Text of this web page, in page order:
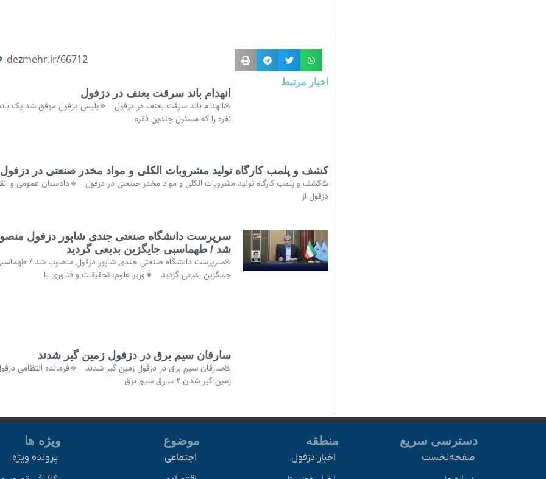
dezmehr.ir/66712
اخبار مرتبط
انهدام باند سرقت بعنف در دزفول
نفره را که مسئول چندین فقره
کشف و پلمب کارگاه تولید مشروبات الکلی و مواد مخدر صنعتی در دزفول
♨️کشف و پلمب کارگاه تولید مشروبات الکلی و مواد مخدر صنعتی در دزفول 🔹دادستان عمومی و
دزفول از
سرپرست دانشگاه صنعتی جندی شاپور دزفول
شد / طهماسبی جایگزین بدیعی گردید
♨️سرپرست دانشگاه صنعتی جندی شاپور دزفول منصوب شد /
جایگزین بدیعی گردید 🔸وزیر علوم، تحقیقات و فناوری با
سارقان سیم برق در دزفول زمین گیر شدند
♨️سارقان سیم برق در دزفول زمین گیر شدند 🔹فرمانده انتظامی
زمین گیر شدن ۲ سارق سیم برق
دسترسی سریع
صفحه‌نخست
منطقه
اخبار دزفول
موضوع
اجتماعی
ویژه ها
پرونده ویژه